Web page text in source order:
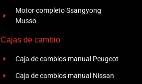
Motor completo Ssangyong
Musso
Cajas de cambio
Caja de cambios manual Peugeot
Caja de cambios manual Nissan